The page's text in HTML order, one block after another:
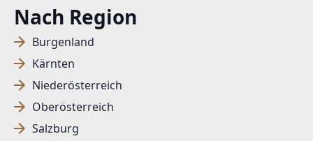
Nach Region
Burgenland
Kärnten
Niederösterreich
Oberösterreich
Salzburg